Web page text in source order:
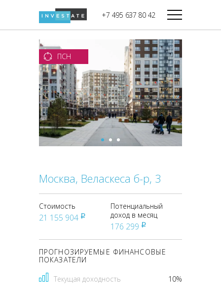
+7 495 637 80 42
Дикси
Мираторг
Магнолия
В башне
Башня Федерация-II
Башня Федерация-I
Восток
Город Столиц,
Северный блок
Город Столиц,
Южный блок
ПСН
Москва, Веласкеса б-р, 3
Стоимость
21 155 904 pуб
Потенциальный
доход в месяц
176 299 pуб
ПРОГНОЗИРУЕМЫЕ ФИНАНСОВЫЕ
ПОКАЗАТЕЛИ
Текущая доходность 10%